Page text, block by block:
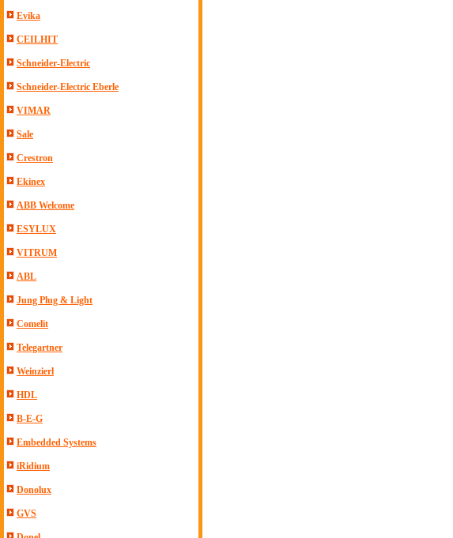
Evika
CEILHIT
Schneider-Electric
Schneider-Electric Eberle
VIMAR
Sale
Crestron
Ekinex
ABB Welcome
ESYLUX
VITRUM
ABL
Jung Plug & Light
Comelit
Telegartner
Weinzierl
HDL
B-E-G
Embedded Systems
iRidium
Donolux
GVS